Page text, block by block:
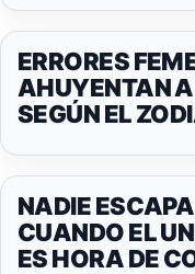
ERRORES
AHUYENTAN
SEGÚN EL
NADIE
CUANDO EL
ES HORA DE